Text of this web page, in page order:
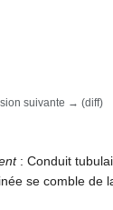
suivante → (diff)
: Conduit
se comble de